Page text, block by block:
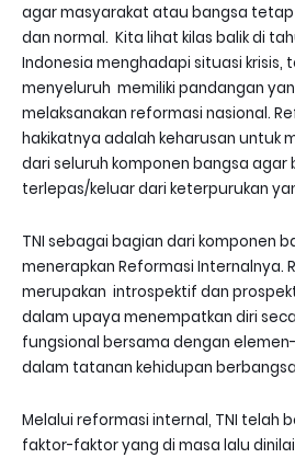
agar masyarakat atau bangsa
dan normal. Kita lihat kilas balik di
Indonesia menghadapi situasi krisis,
menyeluruh memiliki pandangan
melaksanakan reformasi nasional.
hakikatnya adalah keharusan untuk
dari seluruh komponen bangsa agar
terlepas/keluar dari keterpurukan
TNI sebagai bagian dari komponen
menerapkan Reformasi Internalnya.
merupakan introspektif dan
dalam upaya menempatkan diri
fungsional bersama dengan elemen-
dalam tatanan kehidupan
Melalui reformasi internal, TNI telah
faktor-faktor yang di masa lalu